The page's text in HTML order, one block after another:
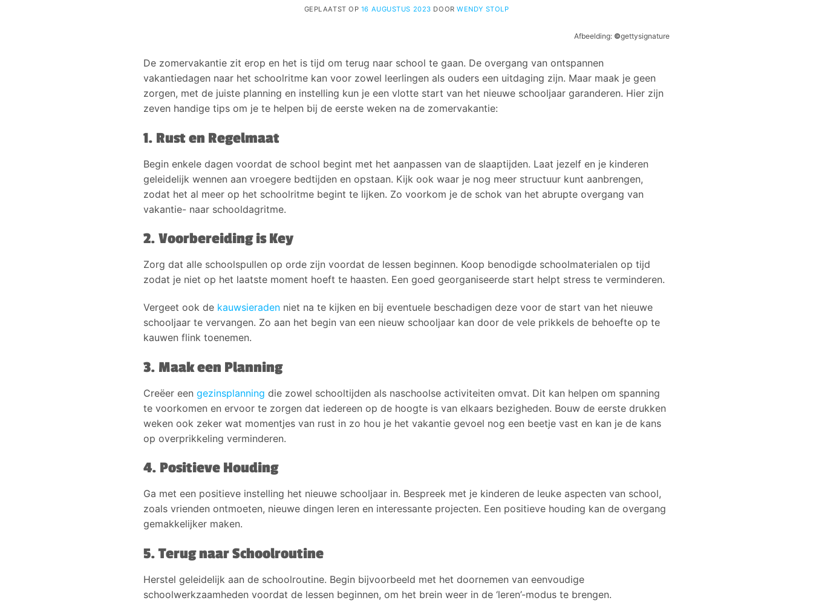
GEPLAATST OP 16 AUGUSTUS 2023 DOORWENDY STOLP
Afbeelding: ©gettysignature
De zomervakantie zit erop en het is tijd om terug naar school te gaan. De overgang van ontspannen
vakantiedagen naar het schoolritme kan voor zowel leerlingen als ouders een uitdaging zijn. Maar maak je geen
zorgen, met de juiste planning en instelling kun je een vlotte start van het nieuwe schooljaar garanderen. Hier zijn
zeven handige tips om je te helpen bij de eerste weken na de zomervakantie:
1. Rust en Regelmaat
Begin enkele dagen voordat de school begint met het aanpassen van de slaaptijden. Laat jezelf en je kinderen
geleidelijk wennen aan vroegere bedtijden en opstaan. Kijk ook waar je nog meer structuur kunt aanbrengen,
zodat het al meer op het schoolritme begint te lijken. Zo voorkom je de schok van het abrupte overgang van
vakantie- naar schooldagritme.
2. Voorbereiding is Key
Zorg dat alle schoolspullen op orde zijn voordat de lessen beginnen. Koop benodigde schoolmaterialen op tijd
zodat je niet op het laatste moment hoeft te haasten. Een goed georganiseerde start helpt stress te verminderen.
Vergeet ook de kauwsieraden niet na te kijken en bij eventuele beschadigen deze voor de start van het nieuwe
schooljaar te vervangen. Zo aan het begin van een nieuw schooljaar kan door de vele prikkels de behoefte op te
kauwen flink toenemen.
3. Maak een Planning
Creëer een gezinsplanning die zowel schooltijden als naschoolse activiteiten omvat. Dit kan helpen om spanning
te voorkomen en ervoor te zorgen dat iedereen op de hoogte is van elkaars bezigheden. Bouw de eerste drukken
weken ook zeker wat momentjes van rust in zo hou je het vakantie gevoel nog een beetje vast en kan je de kans
op overprikkeling verminderen.
4. Positieve Houding
Ga met een positieve instelling het nieuwe schooljaar in. Bespreek met je kinderen de leuke aspecten van school,
zoals vrienden ontmoeten, nieuwe dingen leren en interessante projecten. Een positieve houding kan de overgang
gemakkelijker maken.
5. Terug naar Schoolroutine
Herstel geleidelijk aan de schoolroutine. Begin bijvoorbeeld met het doornemen van eenvoudige
schoolwerkzaamheden voordat de lessen beginnen, om het brein weer in de ‘leren’-modus te brengen.